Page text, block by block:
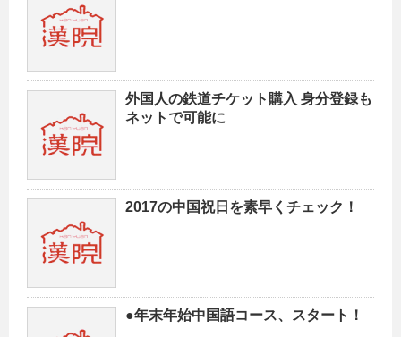
外国人の鉄道チケット購入 身分登録も
ネットで可能に
2017の中国祝日を素早くチェック！
●年末年始中国語コース、スタート！